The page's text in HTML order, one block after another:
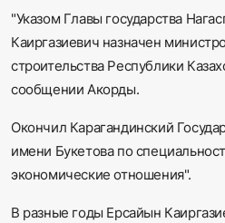
"Указом Главы государства
Каиргазиевич назначен
строительства Республики
сообщении Акорды.
Окончил Карагандинский
имени Букетова по
экономические отношения".
В разные годы Ерсайын